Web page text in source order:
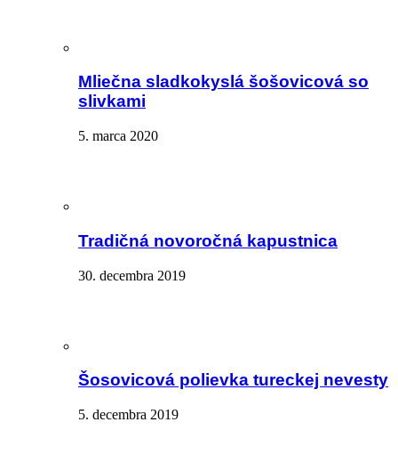
Mliečna sladkokyslá šošovicová so
slivkami
5. marca 2020
Tradičná novoročná kapustnica
30. decembra 2019
Šosovicová polievka tureckej nevesty
5. decembra 2019